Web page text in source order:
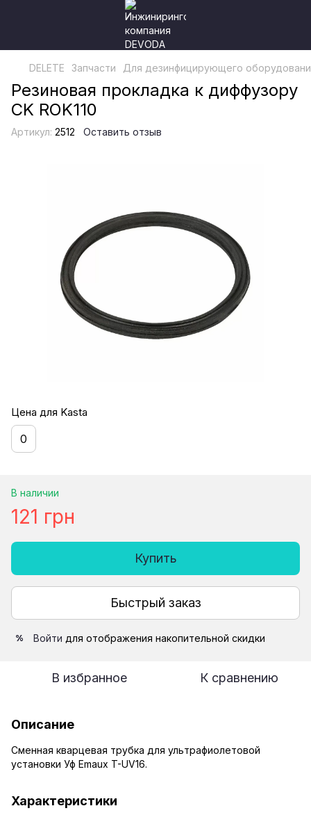
DELETE Запчасти Для дезинфицирующего
Резиновая прокладка к диффузору
CK ROK110
Артикул: 2512 Оставить отзыв
Цена для Kasta
0
В наличии
121 грн
Купить
Быстрый заказ
% Войти для отображения накопительной скидки
В избранное К сравнению
Описание
Сменная кварцевая трубка для ультрафиолетовой
установки Уф Emaux T-UV16.
Характеристики